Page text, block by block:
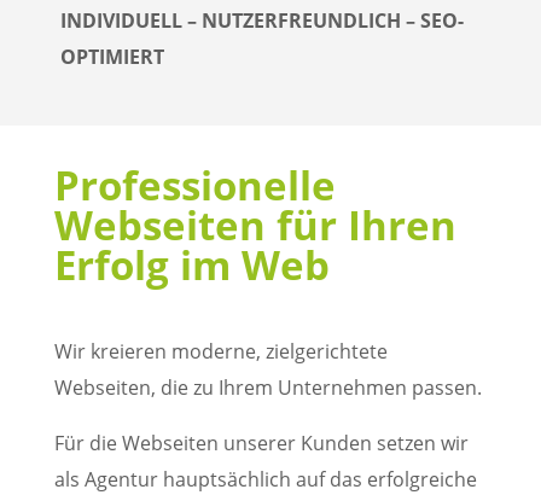
INDIVIDUELL – NUTZERFREUNDLICH – SEO-
OPTIMIERT
Professionelle
Webseiten für Ihren
Erfolg im Web
Wir kreieren moderne, zielgerichtete
Webseiten, die zu Ihrem Unternehmen passen.
Für die Webseiten unserer Kunden setzen wir
als Agentur hauptsächlich auf das erfolgreiche